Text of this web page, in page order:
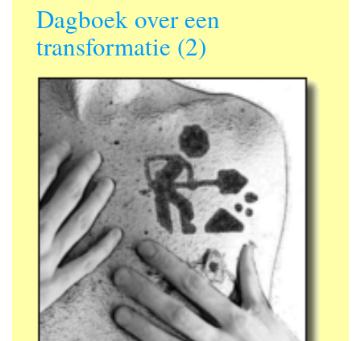
Dagboek over een
transformatie (2)